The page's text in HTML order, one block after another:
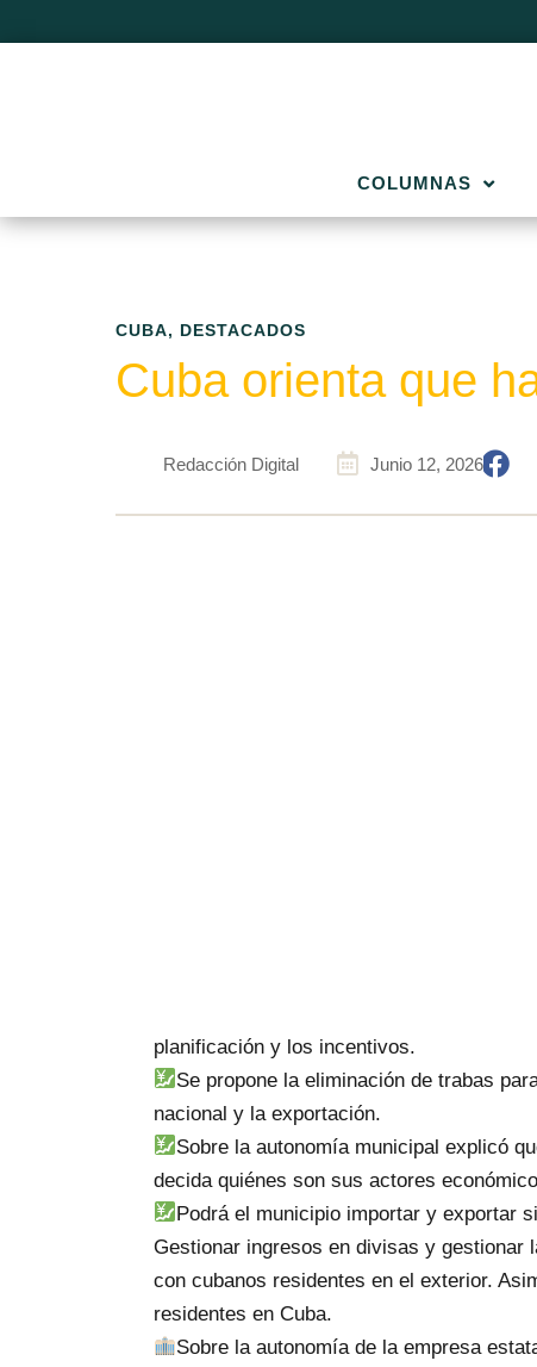
COLUMNAS
CUBA, DESTACADOS
Cuba orienta que
Redacción Digital Junio 12, 2026
planificación y los incentivos.
Se propone la eliminación de trabas
nacional y la exportación.
Sobre la autonomía municipal explicó
decida quiénes son sus actores
Podrá el municipio importar y exportar
Gestionar ingresos en divisas y gestionar
con cubanos residentes en el exterior.
residentes en Cuba.
Sobre la autonomía de la empresa